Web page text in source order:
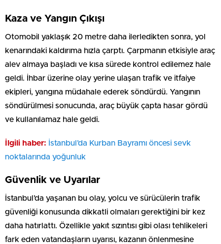
Kaza ve Yangın Çıkışı
Otomobil yaklaşık 20 metre daha ilerledikten sonra, yol
kenarındaki kaldırıma hızla çarptı. Çarpmanın etkisiyle araç
alev almaya başladı ve kısa sürede kontrol edilemez hale
geldi. İhbar üzerine olay yerine ulaşan trafik ve itfaiye
ekipleri, yangına müdahale ederek söndürdü. Yangının
söndürülmesi sonucunda, araç büyük çapta hasar gördü
ve kullanılamaz hale geldi.
İlgili haber: İstanbul’da Kurban Bayramı öncesi sevk
noktalarında yoğunluk
Güvenlik ve Uyarılar
İstanbul’da yaşanan bu olay, yolcu ve sürücülerin trafik
güvenliği konusunda dikkatli olmaları gerektiğini bir kez
daha hatırlattı. Özellikle yakıt sızıntısı gibi olası tehlikeleri
fark eden vatandaşların uyarısı, kazanın önlenmesine